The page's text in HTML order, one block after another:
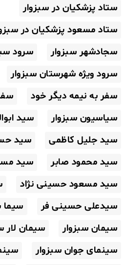
ستاد پزشکیان در سبزوار
ستاد مسعود پزشکیان در
سجادشهر سبزوار
سرود
سرود ویژه شهرستان سبزوار
سفر به نیمه دیگر خود
سیاسیون سبزوار
سید
سید جلیل کاظمی
سید
سید محمود صابر
سید
سید مسعود حسینی نژاد
سیدعلی حسینی فر
سیما
سیمان سبزوار
سیمان لار
سینمای جوان سبزوار